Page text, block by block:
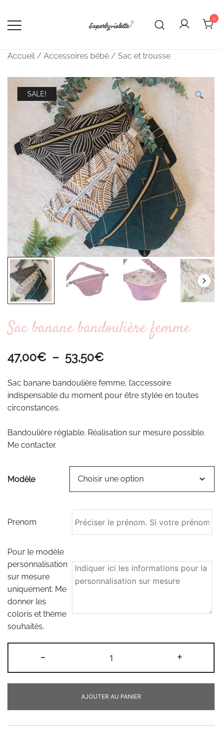
content
Made in France
0
Accueil/ Accessoires bébé / Sac et trousse
SALE!
Sac banane bandoulière femme
47,00€ – 53,50€Plage
prix :
à
Sac banane bandoulière femme, l’accessoire
indispensable du moment pour être stylée en toutes
circonstances.
Bandoulière réglable. Réalisation sur mesure possible.
Me contacter.
Modèle
Prenom
Pour le modèle
personnalisation
sur mesure
uniquement: Me
donner les
coloris et thème
souhaités.
-
de
Sac
banane
bandoulière
femme
+
AJOUTER AU PANIER